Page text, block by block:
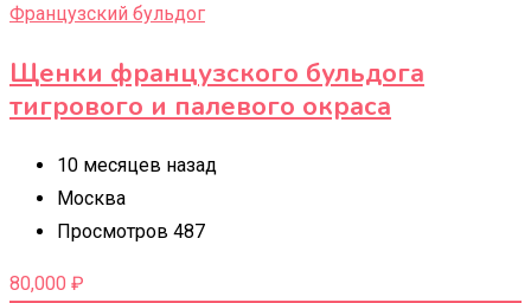
Французский бульдог
Щенки французского бульдога
тигрового и палевого окраса
10 месяцев назад
Москва
Просмотров 487
80,000 ₽